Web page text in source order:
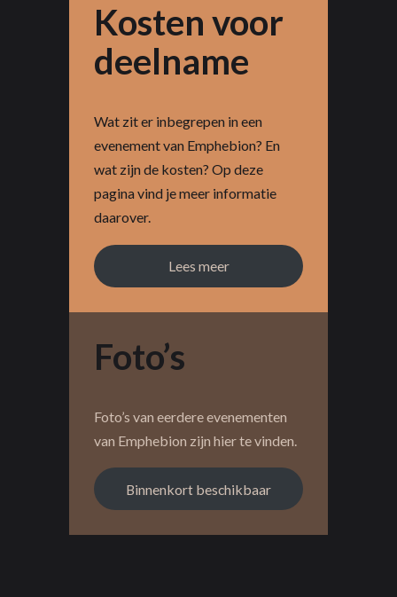
Kosten voor
deelname
Wat zit er inbegrepen in een
evenement van Emphebion? En
wat zijn de kosten? Op deze
pagina vind je meer informatie
daarover.
Lees meer
Foto’s
Foto’s van eerdere evenementen
van Emphebion zijn hier te vinden.
Binnenkort beschikbaar